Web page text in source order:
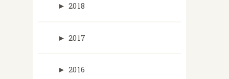
► 2018
► 2017
► 2016